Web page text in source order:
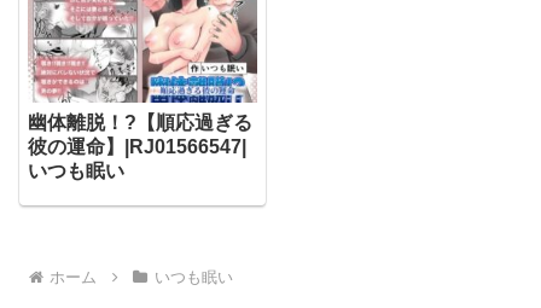
幽体離脱！?【順応過ぎる
彼の運命】|RJ01566547|
いつも眠い
ホーム いつも眠い